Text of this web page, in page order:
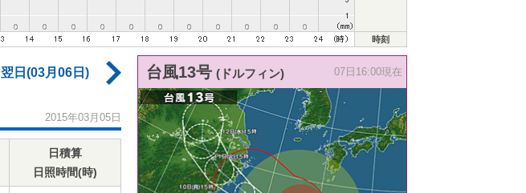
時刻
翌日(03月06日)
2015年03月05日
日積算
日照時間(時)
台風13号 (ドルフィン) 07日16:00現在